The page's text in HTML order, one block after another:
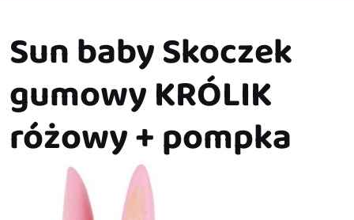
Sun baby Skoczek
gumowy KRÓLIK
różowy + pompka